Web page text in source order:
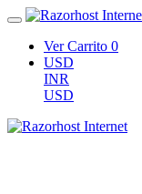
Ver Carrito 0
USD
INR
USD